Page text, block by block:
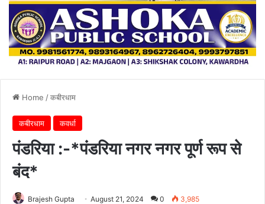
Home /कबीरधाम
कबीरधाम कवर्धा
पंडरिया :-*पंडरिया नगर नगर पूर्ण रूप से
बंद*
Brajesh Gupta August 21, 2024 0 3,985